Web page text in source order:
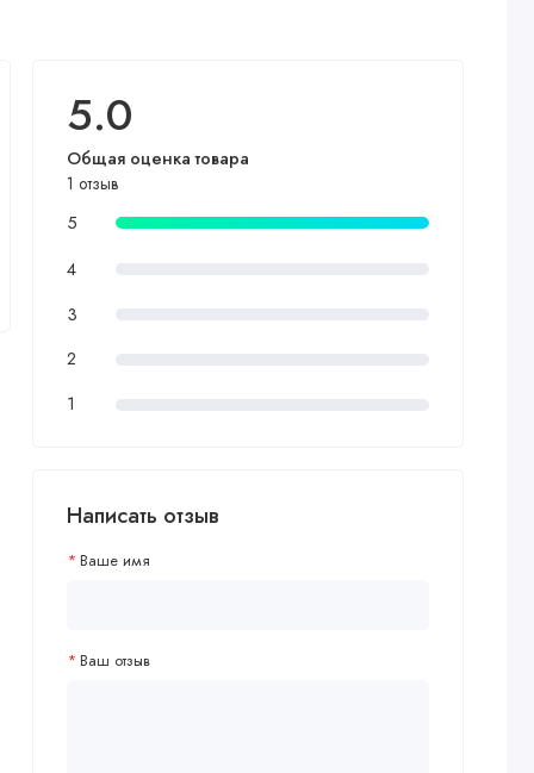
5.0
Общая оценка товара
1 отзыв
5
4
3
2
1
Написать отзыв
Ваше имя
Ваш отзыв